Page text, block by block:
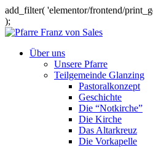
add_filter( 'elementor/frontend/
);
Über uns
Unsere Pfarre
Teilgemeinde Glanzing
Pastoralkonzept
Geschichte
Die “Notkirche”
Die Kirche
Das Altarkreuz
Die Vorkapelle